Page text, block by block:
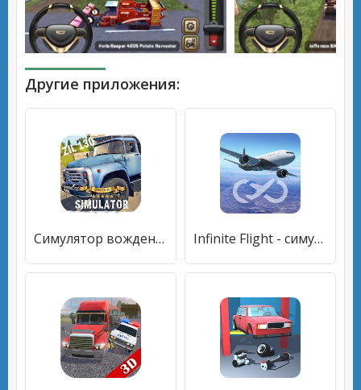
Другие приложения:
Симулятор вождения ЗИЛ 130 Премиум Infinite Flight - симулятор полетов